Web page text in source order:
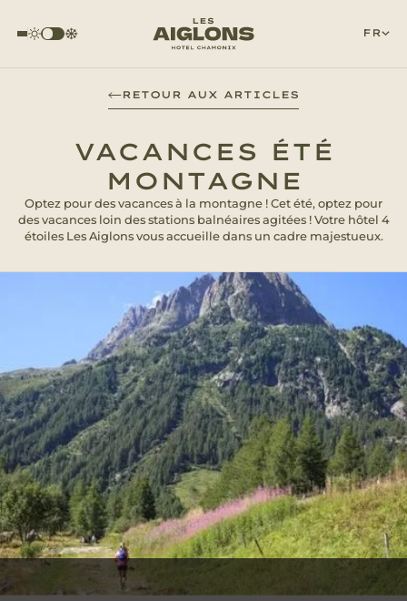
FR
RETOUR AUX ARTICLES
VACANCES ÉTÉ
MONTAGNE
Optez pour des vacances à la montagne ! Cet été, optez pour
des vacances loin des stations balnéaires agitées ! Votre hôtel 4
étoiles Les Aiglons vous accueille dans un cadre majestueux.